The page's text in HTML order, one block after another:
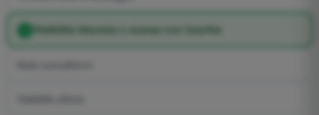
Visibilità discreta o scarsa con foschia